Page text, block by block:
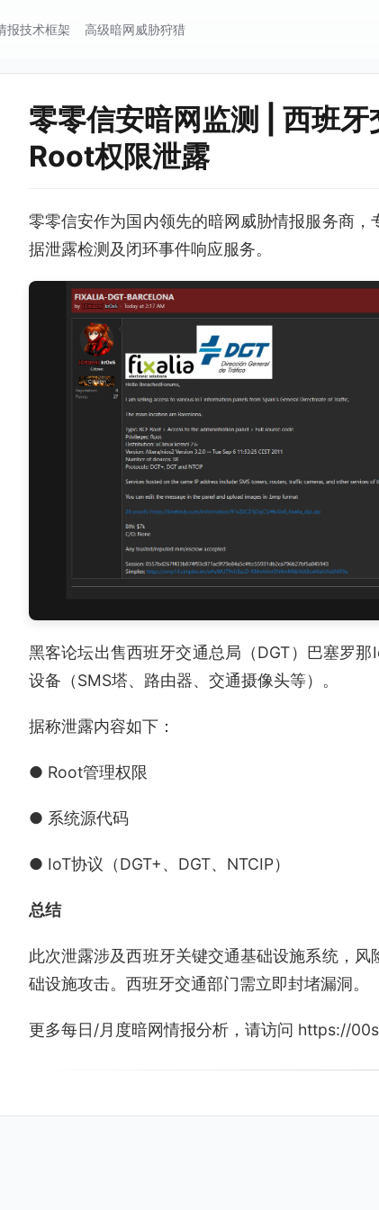
报技术框架 高级暗网威胁狩猎
零零信安暗网监测 | 西班
Root权限泄露
零零信安作为国内领先的暗网威胁情报服务商
据泄露检测及闭环事件响应服务。
黑客论坛出售西班牙交通总局（DGT）巴塞罗
设备（SMS塔、路由器、交通摄像头等）。
据称泄露内容如下：
● Root管理权限
● 系统源代码
● IoT协议（DGT+、DGT、NTCIP）
总结
此次泄露涉及西班牙关键交通基础设施系统，
础设施攻击。西班牙交通部门需立即封堵漏洞。
更多每日/月度暗网情报分析，请访问 https://